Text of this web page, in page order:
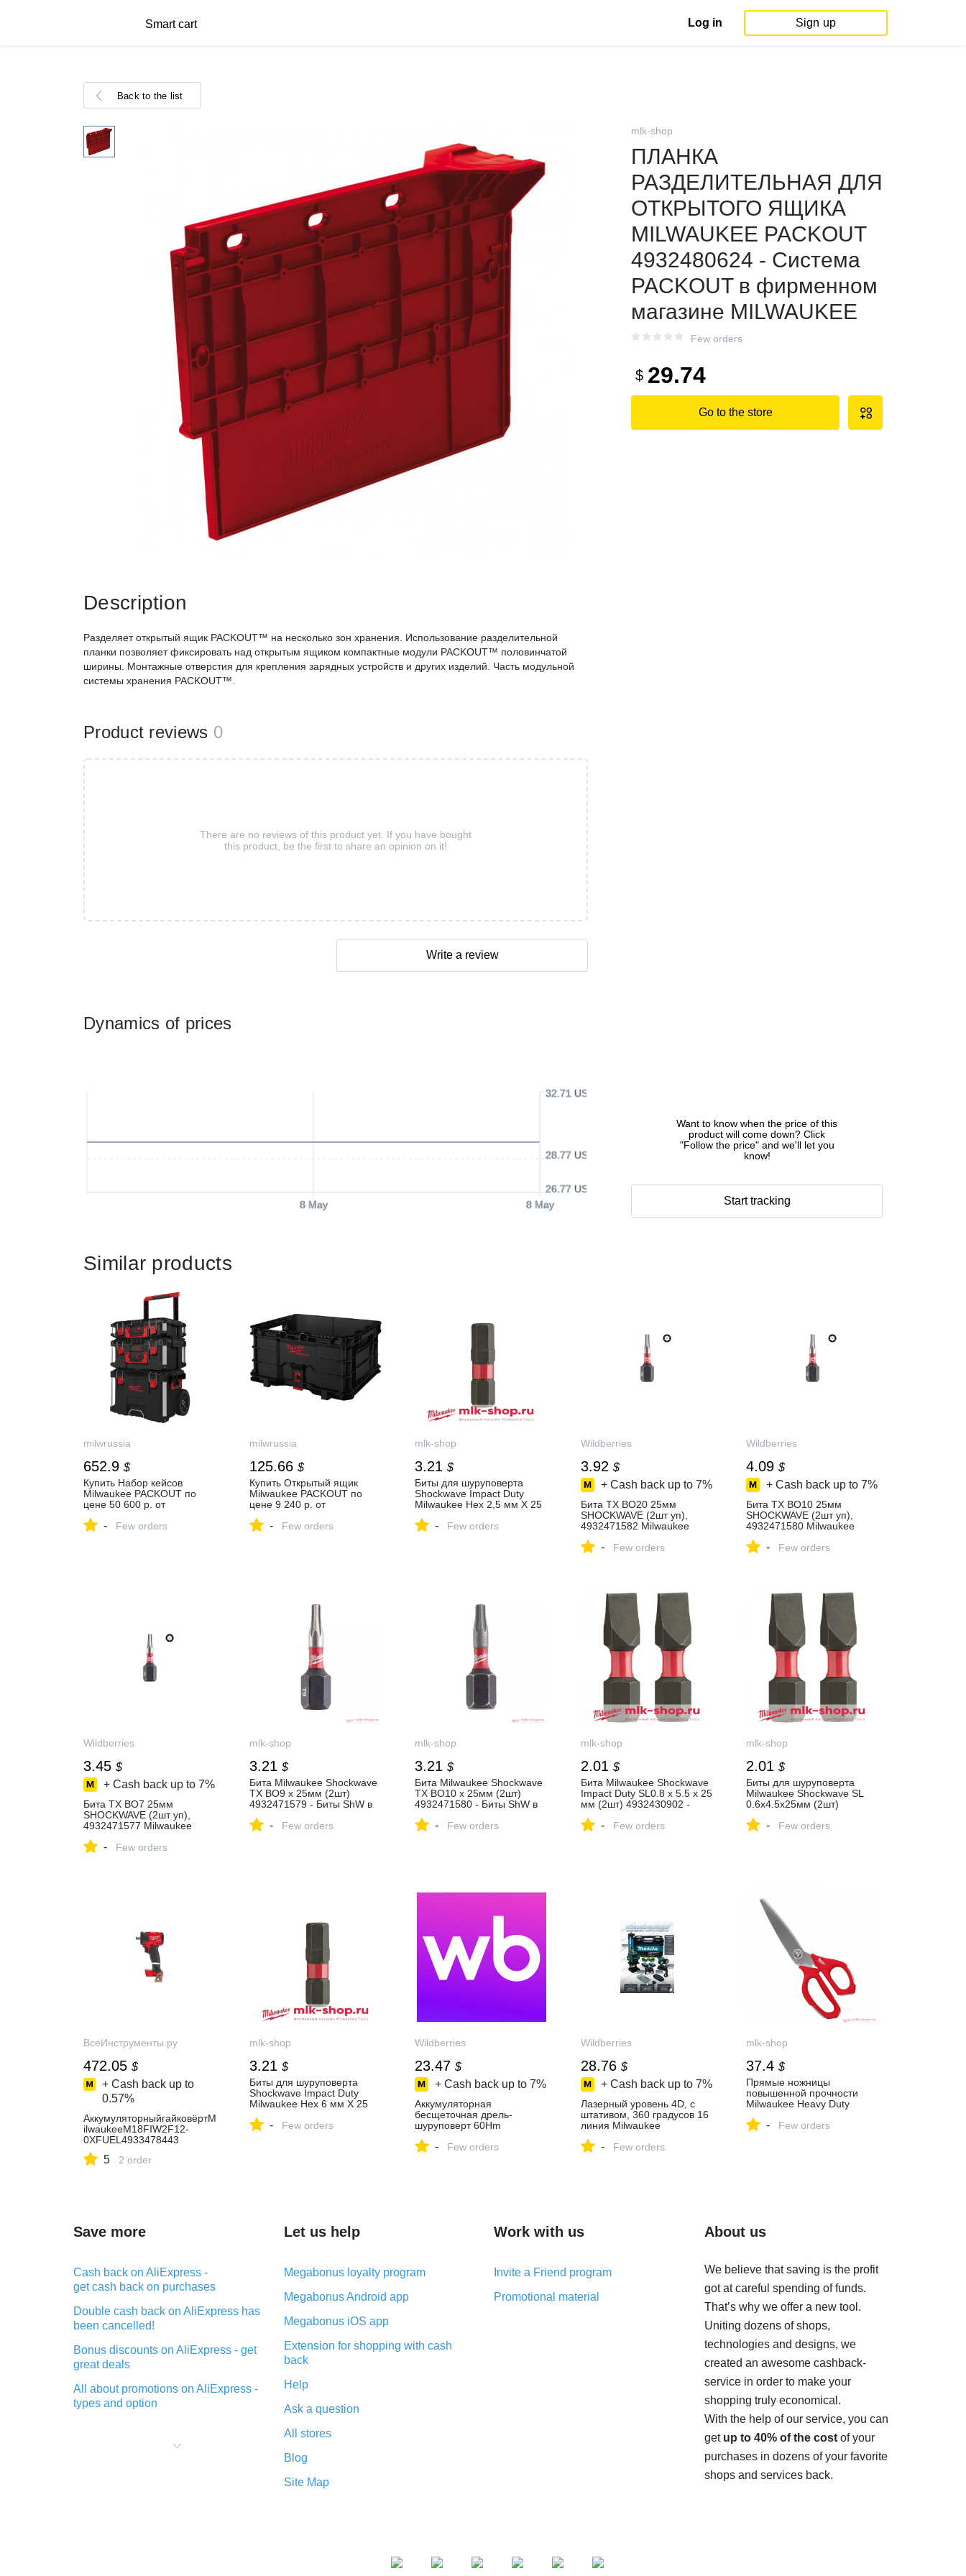
Smart cart Log in Sign up
Back to the list
mlk-shop
ПЛАНКА
РАЗДЕЛИТЕЛЬНАЯ ДЛЯ
ОТКРЫТОГО ЯЩИКА
MILWAUKEE PACKOUT
4932480624 - Система
PACKOUT в фирменном
магазине MILWAUKEE
Few orders
$ 29.74
Go to the store
Dynamics of prices
8 May 8 May
26.77 USD
28.77 USD
32.71 USD
Want to know when the price of this
product will come down? Click
"Follow the price" and we'll let you
know!
Start tracking
Description
Разделяет открытый ящик PACKOUT™ на несколько зон хранения. Использование разделительной
планки позволяет фиксировать над открытым ящиком компактные модули PACKOUT™ половинчатой
ширины. Монтажные отверстия для крепления зарядных устройств и других изделий. Часть модульной
системы хранения PACKOUT™.
Product reviews 0
There are no reviews of this product yet. If you have bought
this product, be the first to share an opinion on it!
Write a review
Similar products
milwrussia
652.9 $
Купить Набор кейсов
Milwaukee PACKOUT по
цене 50 600 р. от
- Few orders
milwrussia
125.66 $
Купить Открытый ящик
Milwaukee PACKOUT по
цене 9 240 р. от
- Few orders
mlk-shop
3.21 $
Биты для шуруповерта
Shockwave Impact Duty
Milwaukee Hex 2,5 мм X 25
Биты ShW в фирменном
- Few orders
Wildberries
3.92 $
+ Cash back up to 7%
Бита TX BO20 25мм
SHOCKWAVE (2шт уп),
4932471582 Milwaukee
в интернет‑магазине
- Few orders
Wildberries
4.09 $
+ Cash back up to 7%
Бита TX BO10 25мм
SHOCKWAVE (2шт уп),
4932471580 Milwaukee
в интернет‑магазине
- Few orders
Wildberries
3.45 $
+ Cash back up to 7%
Бита TX BO7 25мм
SHOCKWAVE (2шт уп),
4932471577 Milwaukee
в интернет‑магазине
- Few orders
mlk-shop
3.21 $
Бита Milwaukee Shockwave
TX BO9 x 25мм (2шт)
4932471579 - Биты ShW в
MILWAUKEE
- Few orders
mlk-shop
3.21 $
Бита Milwaukee Shockwave
TX BO10 x 25мм (2шт)
4932471580 - Биты ShW в
MILWAUKEE
- Few orders
mlk-shop
2.01 $
Бита Milwaukee Shockwave
Impact Duty SL0.8 х 5.5 x 25
мм (2шт) 4932430902 -
магазине MILWAUKEE
- Few orders
mlk-shop
2.01 $
Биты для шуруповерта
Milwaukee Shockwave SL
0.6x4.5х25мм (2шт)
фирменном магазине
- Few orders
ВсеИнструменты.ру
472.05 $
+ Cash back up to
0.57%
АккумуляторныйгайковёртM
ilwaukeeM18FIW2F12-
0XFUEL4933478443
5 2 order
mlk-shop
3.21 $
Биты для шуруповерта
Shockwave Impact Duty
Milwaukee Hex 6 мм X 25
Биты ShW в фирменном
- Few orders
Wildberries
23.47 $
+ Cash back up to 7%
Аккумуляторная
бесщеточная дрель-
шуруповерт 60Hm
купить за 1 890 ₽ в
- Few orders
Wildberries
28.76 $
+ Cash back up to 7%
Лазерный уровень 4D, с
штативом, 360 градусов 16
линия Milwaukee
₽ в интернет‑магазине
- Few orders
mlk-shop
37.4 $
Прямые ножницы
повышенной прочности
Milwaukee Heavy Duty
Ножницы повышенной
- Few orders
Save more
Cash back on AliExpress -
get cash back on purchases
Double cash back on AliExpress has
been cancelled!
Bonus discounts on AliExpress - get
great deals
All about promotions on AliExpress -
types and option
purchases on AliExpress - short and
Let us help
Megabonus loyalty program
Megabonus Android app
Megabonus iOS app
Extension for shopping with cash
back
Help
Ask a question
All stores
Blog
Site Map
Work with us
Invite a Friend program
Promotional material
About us
We believe that saving is the profit
got at careful spending of funds.
That’s why we offer a new tool.
Uniting dozens of shops,
technologies and designs, we
created an awesome cashback-
service in order to make your
shopping truly economical.
With the help of our service, you can
get up to 40% of the costof your
purchases in dozens of your favorite
shops and services back.